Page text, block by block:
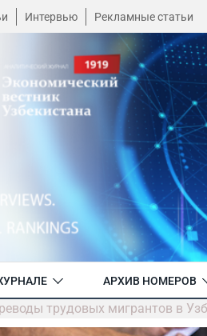
Интервью Рекламные статьи
АРХИВ НОМЕРОВ
трудовых мигрантов в